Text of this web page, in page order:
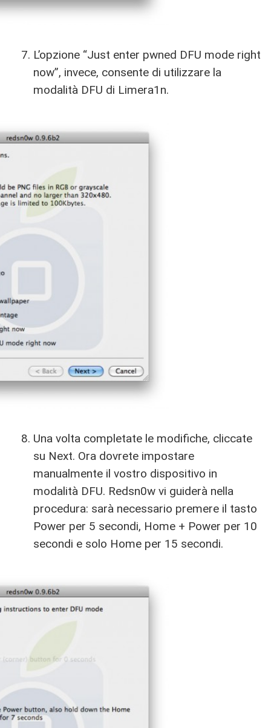
L’opzione “Just enter pwned DFU mode right
now”, invece, consente di utilizzare la
modalità DFU di Limera1n.
Una volta completate le modifiche, cliccate
su Next. Ora dovrete impostare
manualmente il vostro dispositivo in
modalità DFU. Redsn0w vi guiderà nella
procedura: sarà necessario premere il tasto
Power per 5 secondi, Home + Power per 10
secondi e solo Home per 15 secondi.